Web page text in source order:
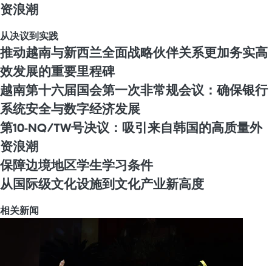
资浪潮
从决议到实践
推动越南与新西兰全面战略伙伴关系更加务实高
效发展的重要里程碑
越南第十六届国会第一次非常规会议：确保银行
系统安全与数字经济发展
第10-NQ/TW号决议：吸引来自韩国的高质量外
资浪潮
保障边境地区学生学习条件
从国际级文化设施到文化产业新高度
相关新闻